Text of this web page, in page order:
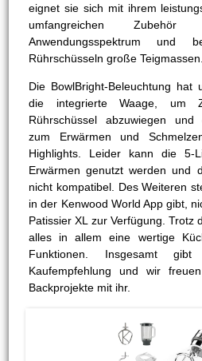
eignet sie sich mit ihrem
umfangreichen
Anwendungsspektrum und
Rührschüsseln große Teigmassen.
Die BowlBright-Beleuchtung hat
die integrierte Waage, um
Rührschüssel abzuwiegen und
zum Erwärmen und
Highlights. Leider kann die 5-
Erwärmen genutzt werden und
nicht kompatibel. Des Weiteren
in der Kenwood World App gibt,
Patissier XL zur Verfügung. Trotz
alles in allem eine wertige
Funktionen. Insgesamt
Kaufempfehlung und wir
Backprojekte mit ihr.